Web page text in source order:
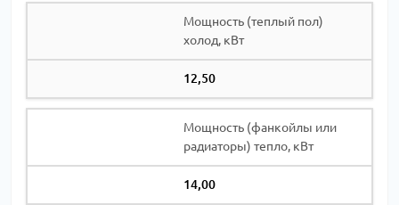
Мощность (теплый пол)
холод, кВт
12,50
Мощность (фанкойлы или
радиаторы) тепло, кВт
14,00